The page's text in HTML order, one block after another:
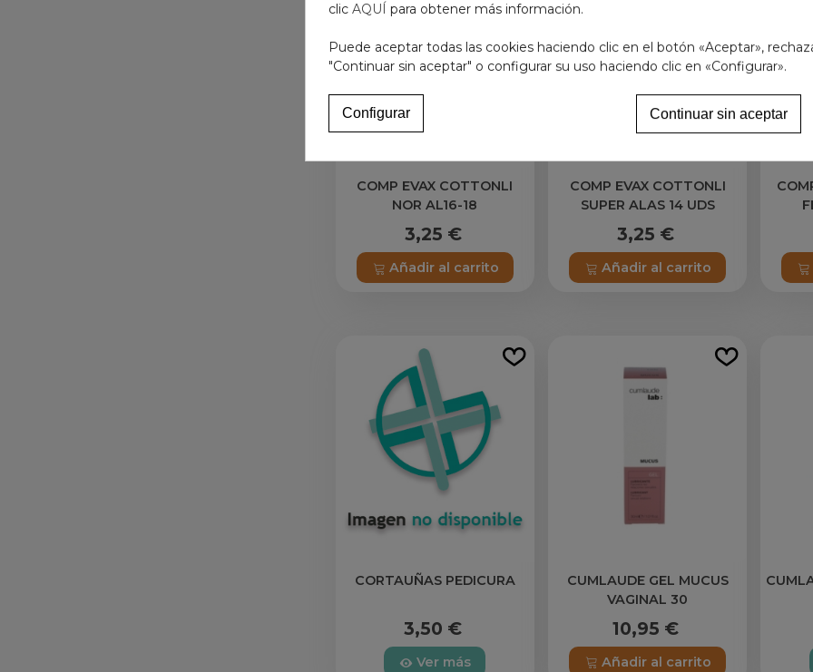
COMP EVAX COTTONLI
NOR AL16-18
3,25 €
Añadir al carrito
COMP EVAX COTTONLI
SUPER ALAS 14 UDS
3,25 €
Añadir al carrito
CORTAUÑAS PEDICURA
3,50 €
Ver más
CUMLAUDE GEL MUCUS
VAGINAL 30
10,95 €
Añadir al carrito
clic AQUÍ para obtener más información.
Puede aceptar todas las cookies haciendo clic en el botón «Aceptar»,
"Continuar sin aceptar" o configurar su uso haciendo clic en «Configurar».
Continuar sin aceptar
Configurar